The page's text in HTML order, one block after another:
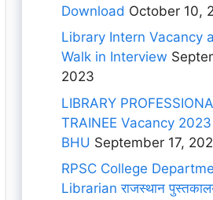
Download October 10,
Library Intern Vacancy
Walk in Interview
2023
LIBRARY
TRAINEE Vacancy
BHU September 17,
RPSC College
Librarian राजस्थान